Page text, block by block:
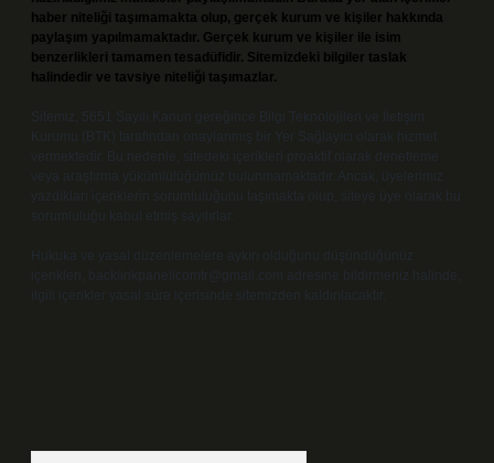
haber niteliği taşımamakta olup, gerçek kurum ve kişiler hakkında
paylaşım yapılmamaktadır. Gerçek kurum ve kişiler ile isim
benzerlikleri tamamen tesadüfidir. Sitemizdeki bilgiler taslak
halindedir ve tavsiye niteliği taşımazlar.
Sitemiz, 5651 Sayılı Kanun gereğince Bilgi Teknolojileri ve İletişim
Kurumu (BTK) tarafından onaylanmış bir Yer Sağlayıcı olarak hizmet
vermektedir. Bu nedenle, sitedeki içerikleri proaktif olarak denetleme
veya araştırma yükümlülüğümüz bulunmamaktadır. Ancak, üyelerimiz
yazdıkları içeriklerin sorumluluğunu taşımakta olup, siteye üye olarak bu
sorumluluğu kabul etmiş sayılırlar.
Hukuka ve yasal düzenlemelere aykırı olduğunu düşündüğünüz
içerikleri,
backlinkpanelicomtr@gmail.com adresine bildirmeniz halinde,
ilgili içerikler yasal süre içerisinde sitemizden kaldırılacaktır.